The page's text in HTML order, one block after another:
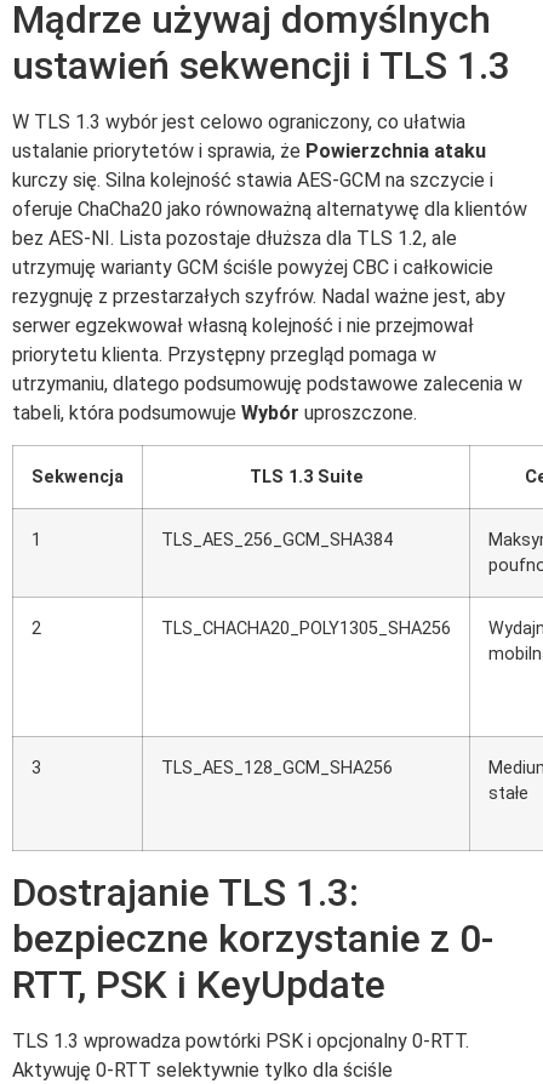
Mądrze używaj domyślnych
ustawień sekwencji i TLS 1.3
W TLS 1.3 wybór jest celowo ograniczony, co ułatwia
ustalanie priorytetów i sprawia, że Powierzchnia ataku
kurczy się. Silna kolejność stawia AES-GCM na szczycie i
oferuje ChaCha20 jako równoważną alternatywę dla klientów
bez AES-NI. Lista pozostaje dłuższa dla TLS 1.2, ale
utrzymuję warianty GCM ściśle powyżej CBC i całkowicie
rezygnuję z przestarzałych szyfrów. Nadal ważne jest, aby
serwer egzekwował własną kolejność i nie przejmował
priorytetu klienta. Przystępny przegląd pomaga w
utrzymaniu, dlatego podsumowuję podstawowe zalecenia w
tabeli, która podsumowuje Wybór uproszczone.
Sekwencja TLS 1.3 Suite
1 TLS_AES_256_GCM_SHA384
2 TLS_CHACHA20_POLY1305_SHA256
3 TLS_AES_128_GCM_SHA256
stałe
Dostrajanie TLS 1.3:
bezpieczne korzystanie z 0-
RTT, PSK i KeyUpdate
TLS 1.3 wprowadza powtórki PSK i opcjonalny 0-RTT.
Aktywuję 0-RTT selektywnie tylko dla ściśle